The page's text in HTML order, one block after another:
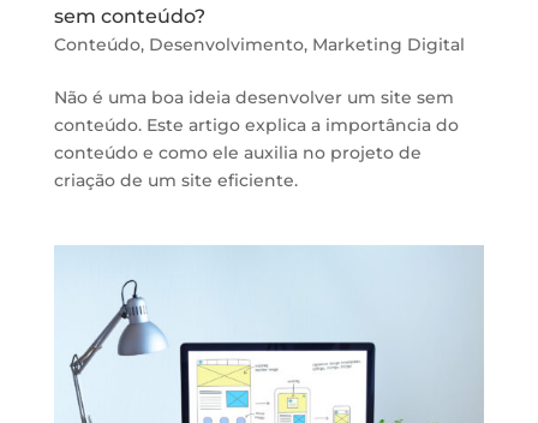
sem conteúdo?
Conteúdo, Desenvolvimento, Marketing Digital
Não é uma boa ideia desenvolver um site sem
conteúdo. Este artigo explica a importância do
conteúdo e como ele auxilia no projeto de
criação de um site eficiente.